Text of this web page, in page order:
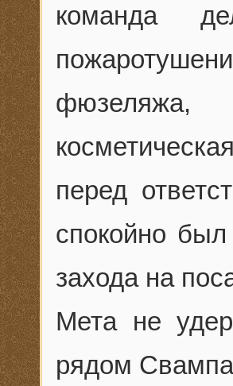
команда
перед
спокойно
захода на
Мета не
рядом